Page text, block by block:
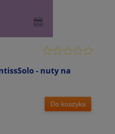
- nuty na
Do koszyka